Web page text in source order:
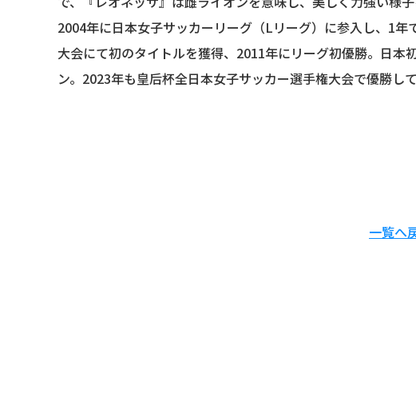
2004年に日本女子サッカーリーグ（Lリーグ）に参入し、1
大会にて初のタイトルを獲得、2011年にリーグ初優勝。日
ン。2023年も皇后杯全日本女子サッカー選手権大会で優勝して
一覧へ